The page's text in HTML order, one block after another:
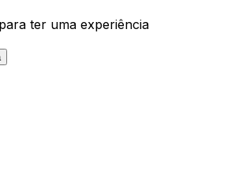
ter uma experiência